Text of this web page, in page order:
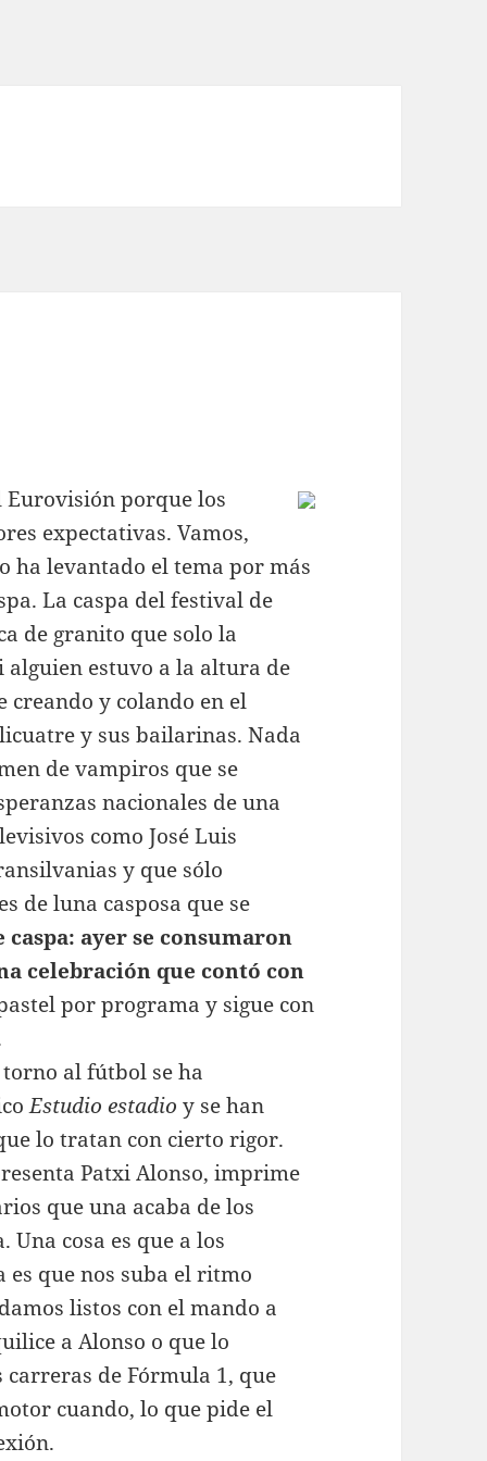
porque los
expectativas. Vamos,
ha levantado el tema por más
La caspa del festival de
de granito que solo la
alguien estuvo a la altura de
creando y colando en el
y sus bailarinas. Nada
de vampiros que se
nacionales de una
como José Luis
y que sólo
de luna casposa que se
caspa: ayer se consumaron
celebración que contó con
por programa y sigue con
al fútbol se ha
Estudio estadio y se han
lo tratan con cierto rigor.
Patxi Alonso, imprime
que una acaba de los
cosa es que a los
es que nos suba el ritmo
listos con el mando a
a Alonso o que lo
de Fórmula 1, que
cuando, lo que pide el